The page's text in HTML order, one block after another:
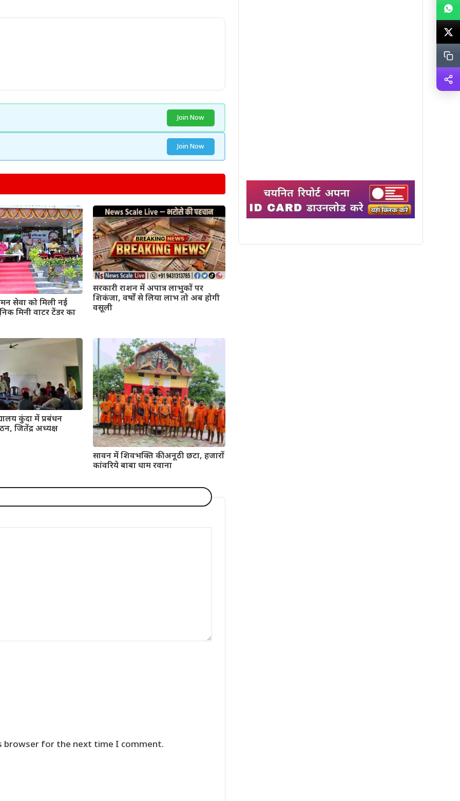
Join Now
Join Now
सेवा को मिली नई
मिनी वाटर टेंडर का
सरकारी राशन में अपात्र लाभुकों पर
शिकंजा, वर्षों से लिया लाभ तो अब होगी
वसूली
कुंदा में प्रबंधन
जितेंद्र अध्यक्ष
सावन में शिवभक्ति की अनूठी छटा, हजारों
कांवरिये बाबा धाम रवाना
browser for the next time I comment.